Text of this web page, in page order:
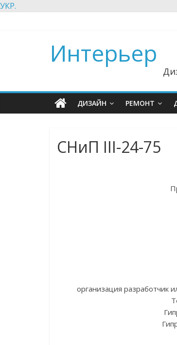
УКР.
Интерьер
ДИЗАЙН РЕМОНТ
СНиП III-24-75
организация разработчик